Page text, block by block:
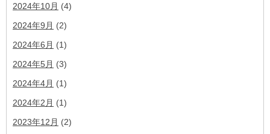
2024年10月 (4)
2024年9月 (2)
2024年6月 (1)
2024年5月 (3)
2024年4月 (1)
2024年2月 (1)
2023年12月 (2)